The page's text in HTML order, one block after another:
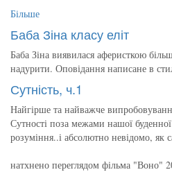
Більше
Баба Зіна класу еліт
Баба Зіна виявилася аферисткою
надурити. Оповідання написане в
Сутність, ч.1
Найгірше та найважче
Сутності поза межами нашої буденної
розуміння..і абсолютно невідомо, як
натхнено переглядом фільма "Воно"